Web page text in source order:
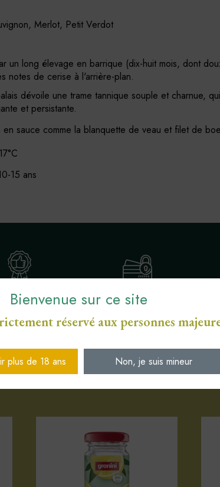
Merlot, Petit Verdot
un long élevage en barrique (dix-huit mois, dont
notes de cerise à l'arrière-plan.
dévoile une trame tannique souple et charnue, qui
et persistante.
sauce comme la blanquette de veau et filet de
15 ans
SERVICE
PROXIMITÉ PAIEMENT SÉCURISÉ CB
sélection d'articles
Bienvenue sur ce site
réservé aux personnes
plus de 18 ans Non, je suis mineur